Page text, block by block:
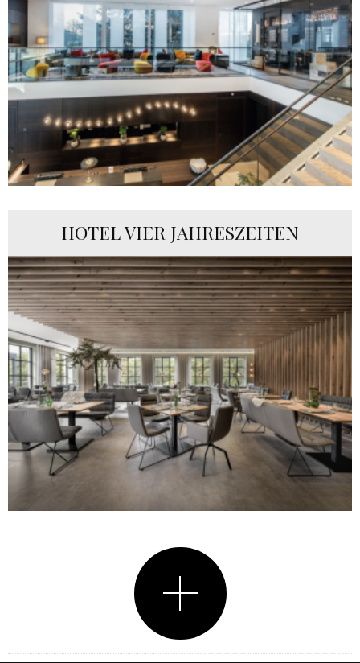
HOTEL VIER JAHRESZEITEN